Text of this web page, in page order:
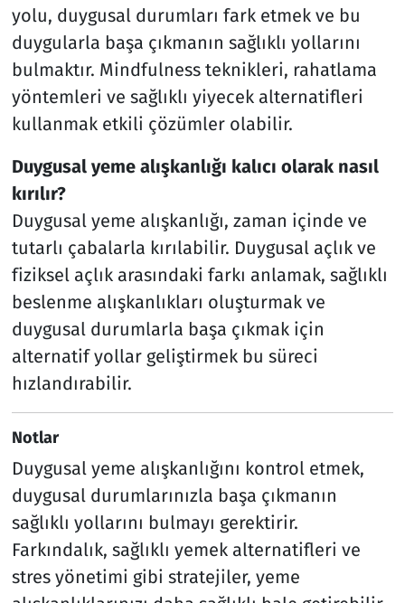
yolu, duygusal durumları fark etmek ve bu
duygularla başa çıkmanın sağlıklı yollarını
bulmaktır. Mindfulness teknikleri, rahatlama
yöntemleri ve sağlıklı yiyecek alternatifleri
kullanmak etkili çözümler olabilir.
Duygusal yeme alışkanlığı kalıcı olarak nasıl
kırılır?
Duygusal yeme alışkanlığı, zaman içinde ve
tutarlı çabalarla kırılabilir. Duygusal açlık ve
fiziksel açlık arasındaki farkı anlamak, sağlıklı
beslenme alışkanlıkları oluşturmak ve
duygusal durumlarla başa çıkmak için
alternatif yollar geliştirmek bu süreci
hızlandırabilir.
Notlar
Duygusal yeme alışkanlığını kontrol etmek,
duygusal durumlarınızla başa çıkmanın
sağlıklı yollarını bulmayı gerektirir.
Farkındalık, sağlıklı yemek alternatifleri ve
stres yönetimi gibi stratejiler, yeme